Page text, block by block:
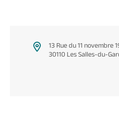
13 Rue du 11
30110 Les Salles-du-